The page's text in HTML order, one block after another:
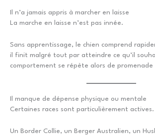
Il n’a jamais appris à marcher en laisse
La marche en laisse n’est pas innée.
Sans apprentissage, le chien comprend
il finit malgré tout par atteindre ce qu’il
comportement se répète alors de promenade
Il manque de dépense physique ou mentale
Certaines races sont particulièrement actives.
Un Border Collie, un Berger Australien, un